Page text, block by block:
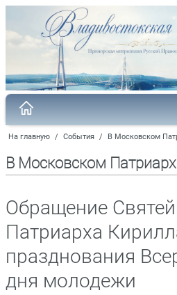
На главную / События / В Московском
В Московском
Обращение
Патриарха
празднования
дня молодежи